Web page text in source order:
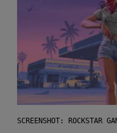
SCREENSHOT: ROCKSTAR